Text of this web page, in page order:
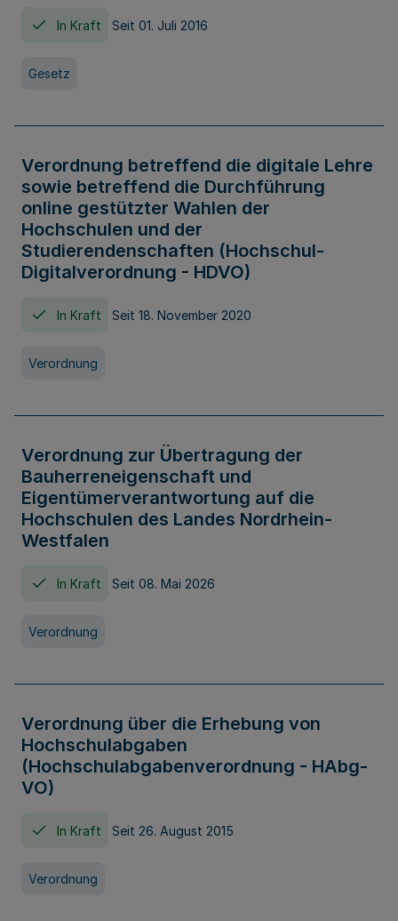
In Kraft Seit 01. Juli 2016
Gesetz
Verordnung betreffend die digitale Lehre
sowie betreffend die Durchführung
online gestützter Wahlen der
Hochschulen und der
Studierendenschaften (Hochschul-
Digitalverordnung - HDVO)
In Kraft Seit 18. November 2020
Verordnung
Verordnung zur Übertragung der
Bauherreneigenschaft und
Eigentümerverantwortung auf die
Hochschulen des Landes Nordrhein-
Westfalen
In Kraft Seit 08. Mai 2026
Verordnung
Verordnung über die Erhebung von
Hochschulabgaben
(Hochschulabgabenverordnung - HAbg-
VO)
In Kraft Seit 26. August 2015
Verordnung